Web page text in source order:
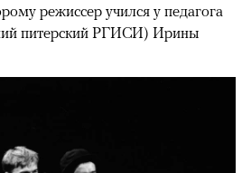
режиссер учился у педагога
питерский РГИСИ) Ирины